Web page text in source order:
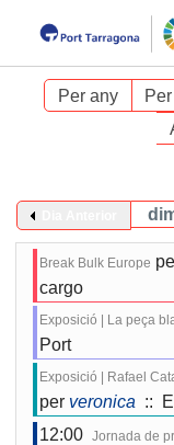
Per any
Break Bulk Europe
cargo
Exposició | La peça
Port
Exposició | Rafael
per veronica ::
12:00 Jornada de